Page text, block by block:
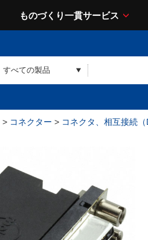
ものづくり一貫サービス
> コネクター > コネクタ、相互接続（